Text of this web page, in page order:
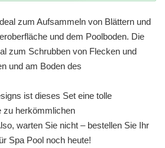
zum Aufsammeln von Blättern und
und dem Poolboden. Die
zum Schrubben von Flecken und
und am Boden des
ist dieses Set eine tolle
zu herkömmlichen
warten Sie nicht – bestellen Sie Ihr
Spa Pool noch heute!